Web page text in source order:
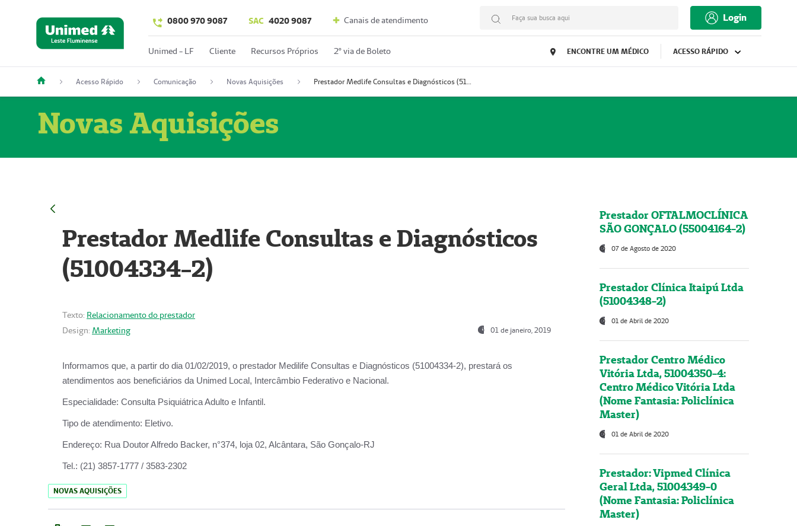
0800 970 9087 SAC 4020 9087 Canais de atendimento Faça sua busca aqui Login
Unimed - LF Cliente Recursos Próprios 2º via de Boleto ENCONTRE UM MÉDICO ACESSO RÁPIDO
Acesso Rápido Comunicação Novas Aquisições Prestador Medlife Consultas e Diagnósticos (51004334-2)
Novas Aquisições
Prestador Medlife Consultas e Diagnósticos
(51004334-2)
Texto: Relacionamento do prestador
Design: Marketing 01 de janeiro, 2019
Informamos que, a partir do dia 01/02/2019, o prestador Medilife Consultas e Diagnósticos (51004334-2), prestará os
atendimentos aos beneficiários da Unimed Local, Intercâmbio Federativo e Nacional.
Especialidade: Consulta Psiquiátrica Adulto e Infantil.
Tipo de atendimento: Eletivo.
Endereço: Rua Doutor Alfredo Backer, n°374, loja 02, Alcântara, São Gonçalo-RJ
Tel.: (21) 3857-1777 / 3583-2302
NOVAS AQUISIÇÕES
Prestador OFTALMOCLÍNICA
SÃO GONÇALO (55004164-2)
07 de Agosto de 2020
Prestador Clínica Itaipú Ltda
(51004348-2)
01 de Abril de 2020
Prestador Centro Médico
Vitória Ltda, 51004350-4:
Centro Médico Vitória Ltda
(Nome Fantasia: Policlínica
Master)
01 de Abril de 2020
Prestador: Vipmed Clínica
Geral Ltda, 51004349-0
(Nome Fantasia: Policlínica
Master)